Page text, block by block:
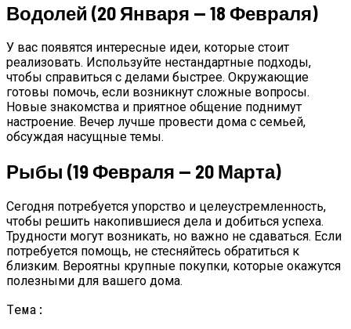
Водолей (20 Января — 18 Февраля)
У вас появятся интересные идеи, которые стоит
реализовать. Используйте нестандартные подходы,
чтобы справиться с делами быстрее. Окружающие
готовы помочь, если возникнут сложные вопросы.
Новые знакомства и приятное общение поднимут
настроение. Вечер лучше провести дома с семьей,
обсуждая насущные темы.
Рыбы (19 Февраля — 20 Марта)
Сегодня потребуется упорство и целеустремленность,
чтобы решить накопившиеся дела и добиться успеха.
Трудности могут возникать, но важно не сдаваться. Если
потребуется помощь, не стесняйтесь обратиться к
близким. Вероятны крупные покупки, которые окажутся
полезными для вашего дома.
Тема: